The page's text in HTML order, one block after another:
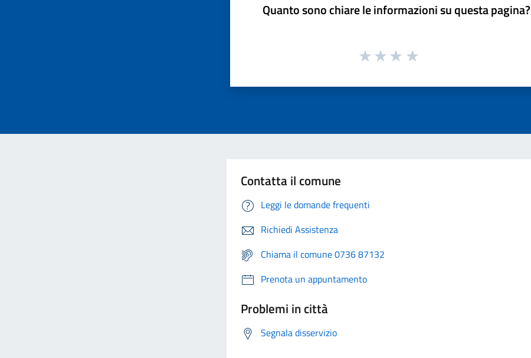
Quanto sono chiare le informazioni su questa pagina?
Contatta il comune
Leggi le domande frequenti
Richiedi Assistenza
Chiama il comune 0736 87132
Prenota un appuntamento
Problemi in città
Segnala disservizio